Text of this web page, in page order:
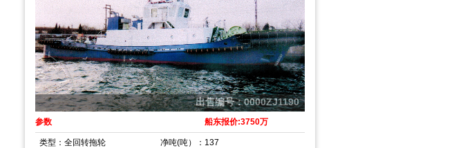
出售编号：0000ZJ1190
参数 船东报价:3750万
类型：全回转拖轮
净吨(吨）：137